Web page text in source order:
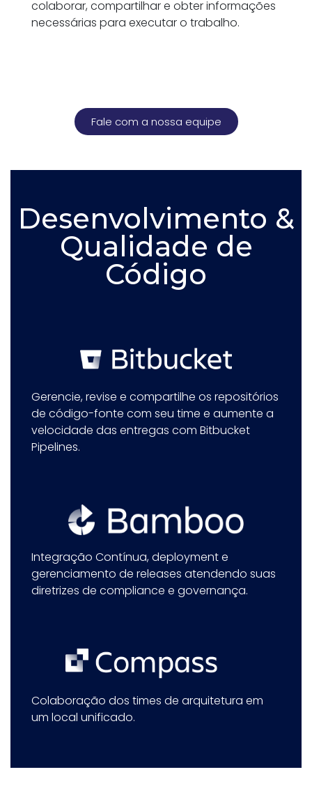
colaborar, compartilhar e obter informações
necessárias para executar o trabalho.
Fale com a nossa equipe
Desenvolvimento &
Qualidade de
Código
Gerencie, revise e compartilhe os repositórios
de código-fonte com seu time e aumente a
velocidade das entregas com Bitbucket
Pipelines.
Integração Contínua, deployment e
gerenciamento de releases atendendo suas
diretrizes de compliance e governança.
Colaboração dos times de arquitetura em
um local unificado.